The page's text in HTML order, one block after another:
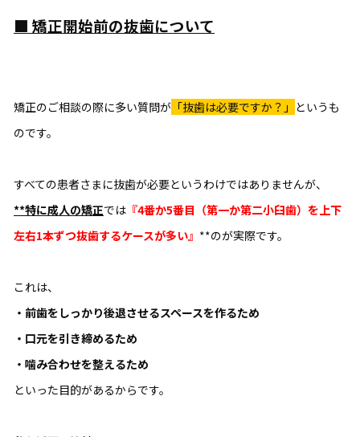
■ 矯正開始前の抜歯について
矯正のご相談の際に多い質問が 「抜歯は必要ですか？」 というも
のです。
すべての患者さまに抜歯が必要というわけではありませんが、
**特に成人の矯正では 『4番か5番目（第一か第二小臼歯）を上下
左右1本ずつ抜歯するケースが多い』 **のが実際です。
これは、
・前歯をしっかり後退させるスペースを作るため
・口元を引き締めるため
・噛み合わせを整えるため
といった目的があるからです。